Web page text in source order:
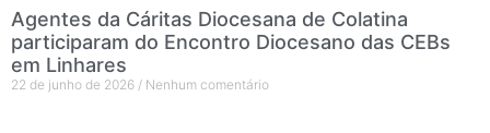
Agentes da Cáritas Diocesana de Colatina
participaram do Encontro Diocesano das CEBs
em Linhares
22 de junho de 2026 Nenhum comentário